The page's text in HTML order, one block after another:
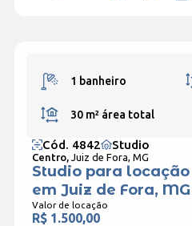
1 banheiro
30 m² área total
Cód. 4842 Studio
Centro, Juiz de Fora, MG
Studio para
em Juiz de Fora, MG
Valor de locação
R$ 1.500,00